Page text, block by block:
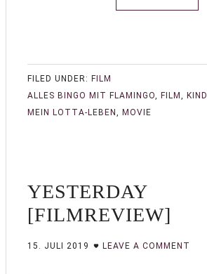
FILED UNDER: FILM
ALLES BINGO MIT FLAMINGO, FILM ,
MEIN LOTTA-LEBEN , MOVIE
YESTERDAY
[FILMREVIEW]
15. JULI 2019 LEAVE A COMMENT